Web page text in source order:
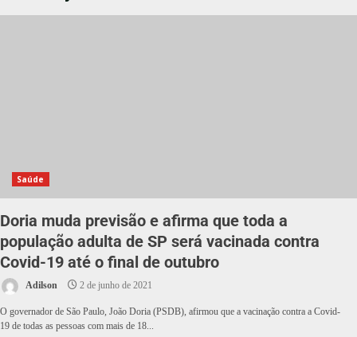
Saúde
Doria muda previsão e afirma que toda a
população adulta de SP será vacinada contra
Covid-19 até o final de outubro
Adilson 2 de junho de 2021
O governador de São Paulo, João Doria (PSDB), afirmou que a vacinação contra a Covid-
19 de todas as pessoas com mais de 18...